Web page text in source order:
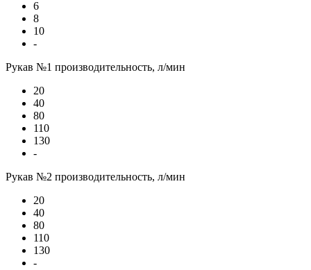
6
8
10
-
Рукав №1 производительность, л/мин
20
40
80
110
130
-
Рукав №2 производительность, л/мин
20
40
80
110
130
-